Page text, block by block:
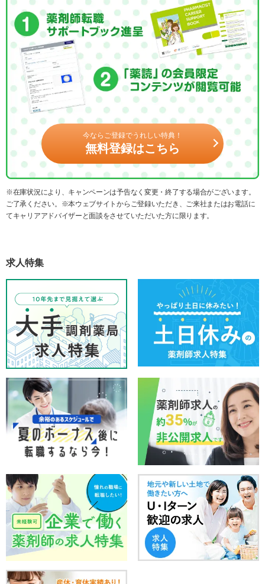
今ならご登録でうれしい特典！
無料登録はこちら
※在庫状況により、キャンペーンは予告なく変更・終了する場合がございます。
ご了承ください。※本ウェブサイトからご登録いただき、ご来社またはお電話に
てキャリアアドバイザーと面談をさせていただいた方に限ります。
求人特集